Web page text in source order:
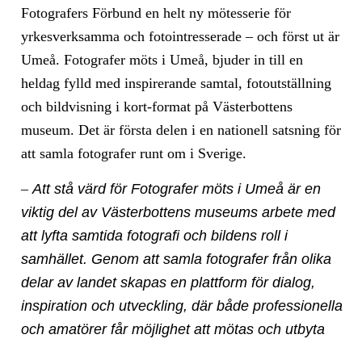
Fotografers Förbund en helt ny mötesserie för
yrkesverksamma och fotointresserade – och först ut är
Umeå. Fotografer möts i Umeå, bjuder in till en
heldag fylld med inspirerande samtal, fotoutställning
och bildvisning i kort-format på Västerbottens
museum. Det är första delen i en nationell satsning för
att samla fotografer runt om i Sverige.
– Att stå värd för Fotografer möts i Umeå är en
viktig del av Västerbottens museums arbete med
att lyfta samtida fotografi och bildens roll i
samhället. Genom att samla fotografer från olika
delar av landet skapas en plattform för dialog,
inspiration och utveckling, där både professionella
och amatörer får möjlighet att mötas och utbyta